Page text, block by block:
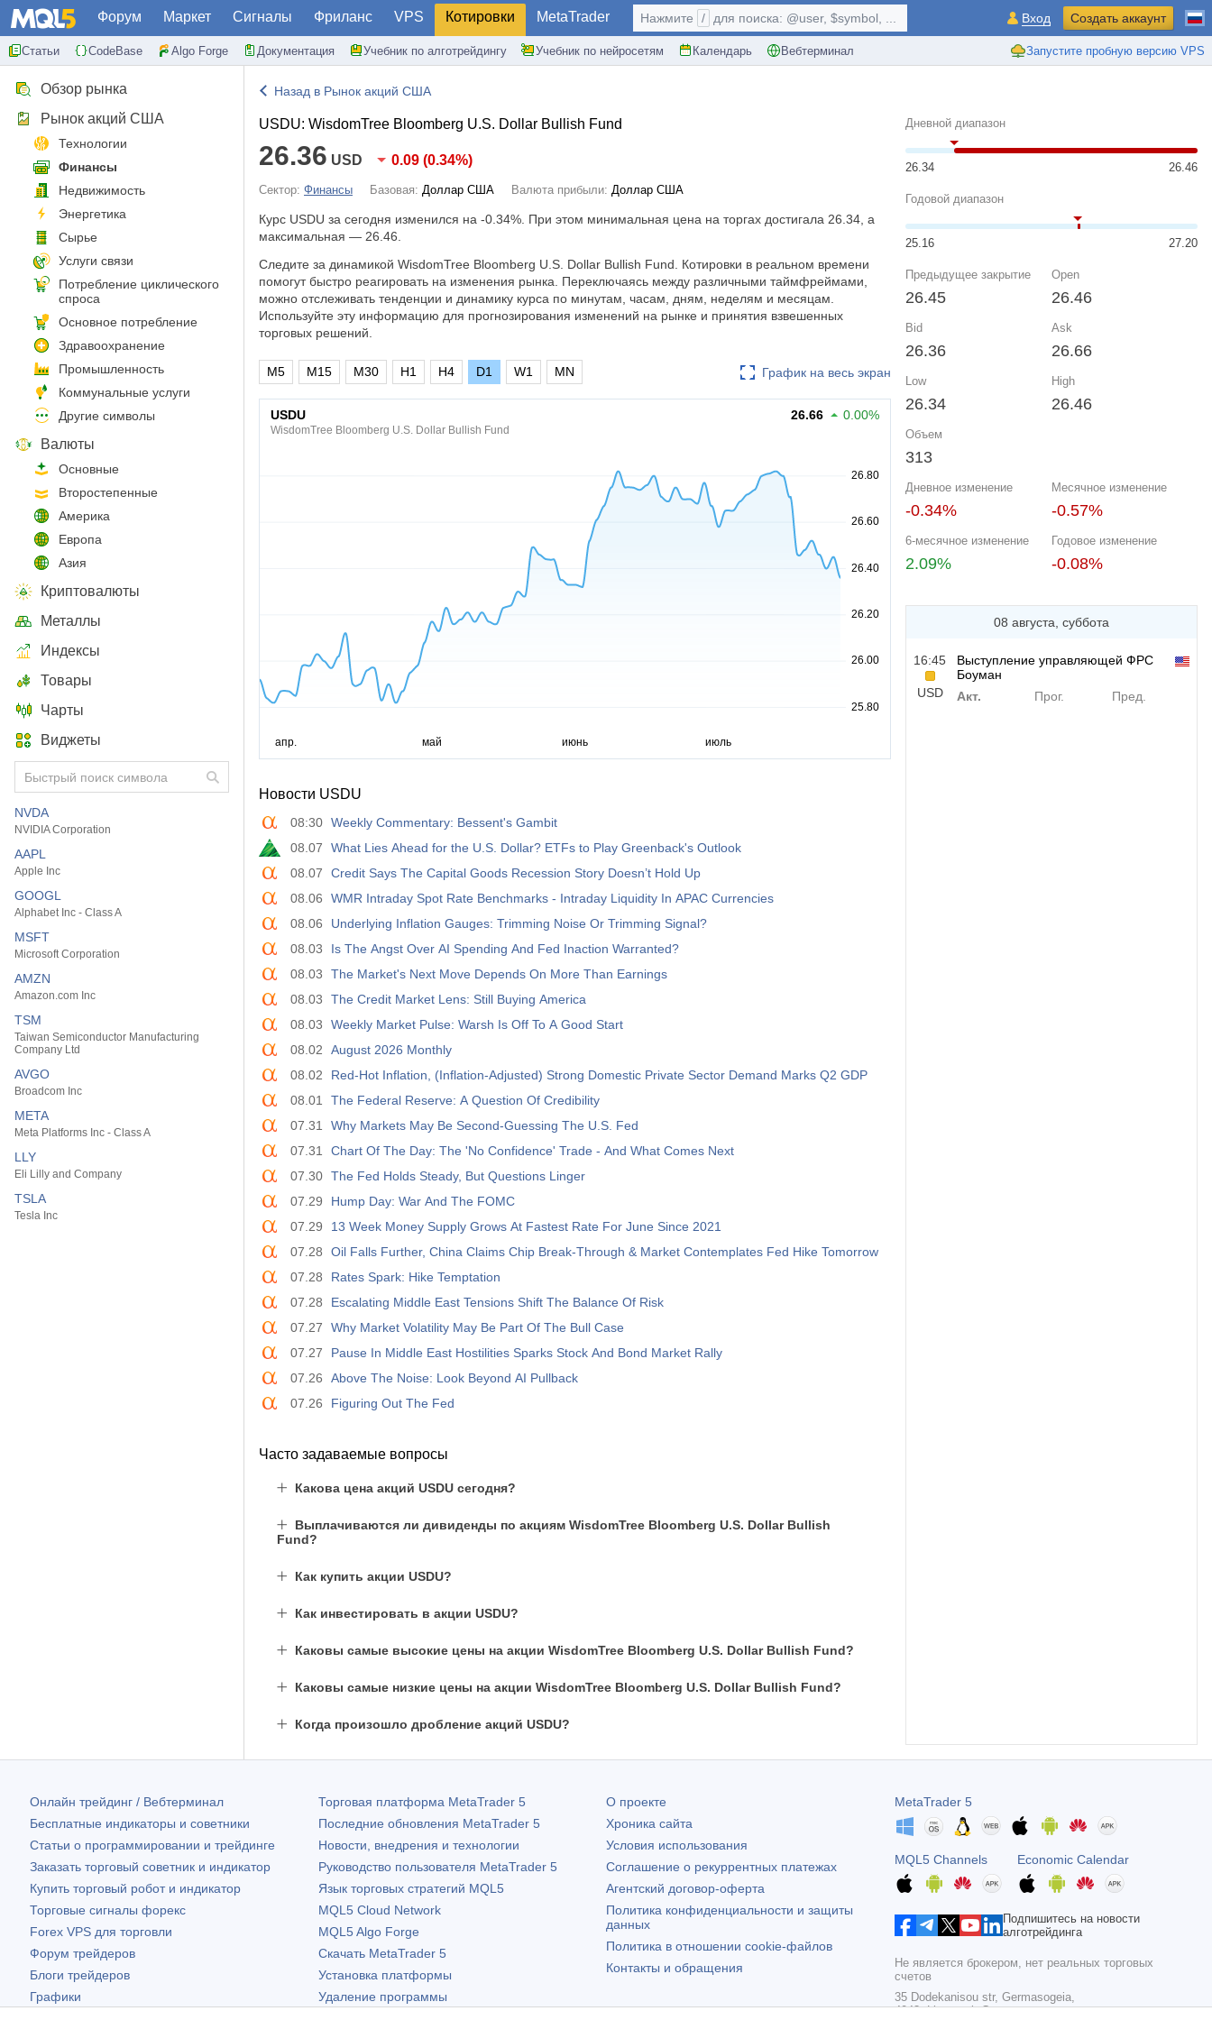
Форум Маркет Сигналы Фриланс VPS Котировки MetaTrader
Статьи CodeBase Algo Forge Документация Учебник по алготрейдингу Учебник по нейросетям Календарь Вебтерминал Запустите пробную версию VPS
Нажмите / для поиска: @user, $symbol, ... Вход Создать аккаунт
Обзор рынка
Рынок акций США
Технологии
Финансы
Недвижимость
Энергетика
Сырье
Услуги связи
Потребление циклического
спроса
Основное потребление
Здравоохранение
Промышленность
Коммунальные услуги
Другие символы
Валюты
Основные
Второстепенные
Америка
Европа
Азия
Криптовалюты
Металлы
Индексы
Товары
Чарты
Виджеты
NVDA
NVIDIA Corporation
AAPL
Apple Inc
GOOGL
Alphabet Inc - Class A
MSFT
Microsoft Corporation
AMZN
Amazon.com Inc
TSM
Taiwan Semiconductor Manufacturing
Company Ltd
AVGO
Broadcom Inc
META
Meta Platforms Inc - Class A
LLY
Eli Lilly and Company
TSLA
Tesla Inc
Назад в Рынок акций США
USDU: WisdomTree Bloomberg U.S. Dollar Bullish Fund
26.36 USD 0.09 (0.34%)
Сектор: Финансы Базовая: Доллар США Валюта прибыли: Доллар США
Курс USDU за сегодня изменился на -0.34% . При этом минимальная цена на торгах достигала 26.34, а
максимальная — 26.46.
Следите за динамикой WisdomTree Bloomberg U.S. Dollar Bullish Fund. Котировки в реальном времени
помогут быстро реагировать на изменения рынка. Переключаясь между различными таймфреймами,
можно отслеживать тенденции и динамику курса по минутам, часам, дням, неделям и месяцам.
Используйте эту информацию для прогнозирования изменений на рынке и принятия взвешенных
торговых решений.
График на весь экран
M5 M15 M30 H1 H4 D1 W1 MN
USDU
WisdomTree Bloomberg U.S. Dollar Bullish Fund
26.66 0.00%
Новости USDU
08:30 Weekly Commentary: Bessent's Gambit
08.07
What Lies Ahead for the U.S. Dollar? ETFs to Play Greenback's Outlook
08.07
Credit Says The Capital Goods Recession Story Doesn’t Hold Up
08.06
WMR Intraday Spot Rate Benchmarks - Intraday Liquidity In APAC Currencies
08.06
Underlying Inflation Gauges: Trimming Noise Or Trimming Signal?
08.03
Is The Angst Over AI Spending And Fed Inaction Warranted?
08.03
The Market's Next Move Depends On More Than Earnings
08.03
The Credit Market Lens: Still Buying America
08.03
Weekly Market Pulse: Warsh Is Off To A Good Start
08.02
August 2026 Monthly
08.02
Red-Hot Inflation, (Inflation-Adjusted) Strong Domestic Private Sector Demand Marks Q2 GDP
08.01
The Federal Reserve: A Question Of Credibility
07.31
Why Markets May Be Second-Guessing The U.S. Fed
07.31
Chart Of The Day: The 'No Confidence' Trade - And What Comes Next
07.30 The Fed Holds Steady, But Questions Linger
07.29
Hump Day: War And The FOMC
07.29
13 Week Money Supply Grows At Fastest Rate For June Since 2021
07.28
Oil Falls Further, China Claims Chip Break-Through & Market Contemplates Fed Hike Tomorrow
07.28
Rates Spark: Hike Temptation
07.28
Escalating Middle East Tensions Shift The Balance Of Risk
07.27
Why Market Volatility May Be Part Of The Bull Case
07.27
Pause In Middle East Hostilities Sparks Stock And Bond Market Rally
07.26
Above The Noise: Look Beyond AI Pullback
07.26
Figuring Out The Fed
Часто задаваемые вопросы
Какова цена акций USDU сегодня?
Выплачиваются ли дивиденды по акциям WisdomTree Bloomberg U.S. Dollar Bullish
Fund?
Как купить акции USDU?
Как инвестировать в акции USDU?
Каковы самые высокие цены на акции WisdomTree Bloomberg U.S. Dollar Bullish Fund?
Каковы самые низкие цены на акции WisdomTree Bloomberg U.S. Dollar Bullish Fund?
Когда произошло дробление акций USDU?
Дневной диапазон
26.34 26.46
Годовой диапазон
25.16 27.20
Предыдущее закрытие
26.45
Open
26.46
Bid
26.36
Ask
26.66
Low
26.34
High
26.46
Объем
313
Дневное изменение
-0.34%
Месячное изменение
-0.57%
6-месячное изменение
2.09%
Годовое изменение
-0.08%
08 августа, суббота
16:45
USD
Выступление управляющей ФРС
Боуман
Акт.
Прог. Пред.
Онлайн трейдинг / Вебтерминал
Бесплатные индикаторы и советники
Статьи о программировании и трейдинге
Заказать торговый советник и индикатор
Купить торговый робот и индикатор
Торговые сигналы форекс
Forex VPS для торговли
Форум трейдеров
Блоги трейдеров
Графики
Торговая платформа MetaTrader 5
Последние обновления MetaTrader 5
Новости, внедрения и технологии
Руководство пользователя MetaTrader 5
Язык торговых стратегий MQL5
MQL5 Cloud Network
MQL5 Algo Forge
Скачать MetaTrader 5
Установка платформы
Удаление программы
О проекте
Хроника сайта
Условия использования
Соглашение о рекуррентных платежах
Агентский договор-оферта
Политика конфиденциальности и защиты
данных
Политика в отношении cookie-файлов
Контакты и обращения
MetaTrader 5
MQL5 Channels Economic Calendar
Подпишитесь на новости
алготрейдинга
Не является брокером, нет реальных торговых
счетов
35 Dodekanisou str, Germasogeia,
4043, Limassol, Cyprus